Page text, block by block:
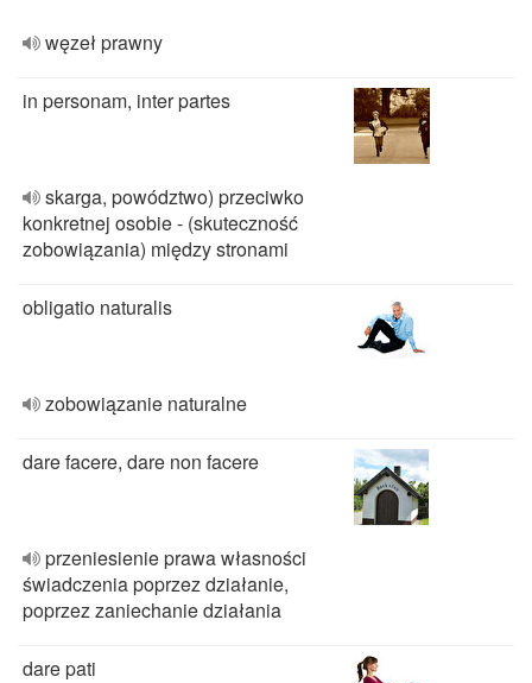
węzeł prawny
in personam, inter partes
skarga, powództwo) przeciwko
konkretnej osobie - (skuteczność
zobowiązania) między stronami
obligatio naturalis
zobowiązanie naturalne
dare facere, dare non facere
przeniesienie prawa własności
świadczenia poprzez działanie,
poprzez zaniechanie działania
dare pati